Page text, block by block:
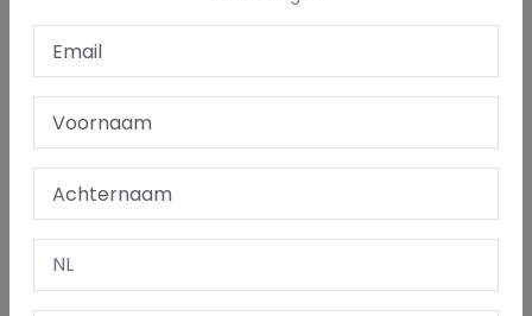
sierlijke arreslee
duurzaam aandenken
Gemaakt van populierenhout metzichtbare laserranden
en een zachte natuurlijke glans.
Kenmerken
Lasersnijwerk met gravure op maat
Warme, gebrande afwerking
Diameter: ± 9 cm